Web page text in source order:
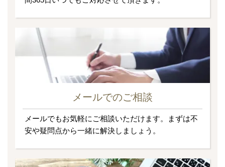
メールでのご相談
メールでもお気軽にご相談いただけます。まずは不
安や疑問点から一緒に解決しましょう。